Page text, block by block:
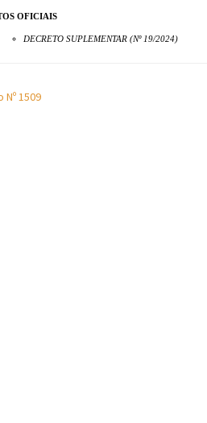
OFICIAIS
DECRETO SUPLEMENTAR (Nº 19/2024)
Nº 1509